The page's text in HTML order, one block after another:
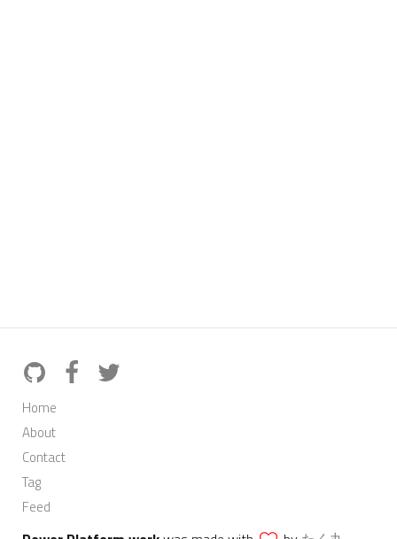
Home
About
Contact
Tag
Feed